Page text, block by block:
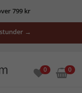
799 kr
→
0 0